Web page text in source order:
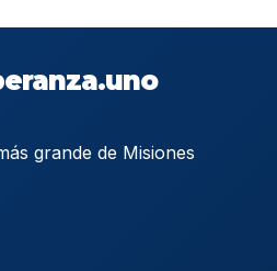
grande de Misiones